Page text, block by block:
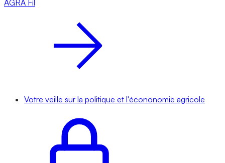
AGRA Fil
Votre veille sur la politique et l'écononomie agricole